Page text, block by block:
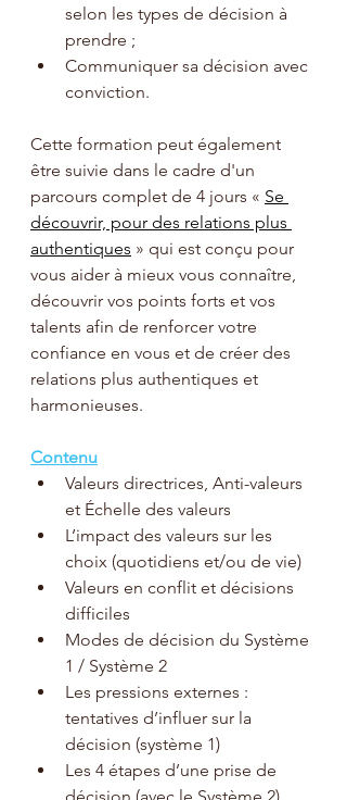
selon les types de décision à
prendre ;
Communiquer sa décision avec
conviction.
Cette formation peut également
être suivie dans le cadre d'un
parcours complet de 4 jours « Se
découvrir, pour des relations plus
authentiques » qui est conçu pour
vous aider à mieux vous connaître,
découvrir vos points forts et vos
talents afin de renforcer votre
confiance en vous et de créer des
relations plus authentiques et
harmonieuses.
Contenu
Valeurs directrices, Anti-valeurs
et Échelle des valeurs
L’impact des valeurs sur les
choix (quotidiens et/ou de vie)
Valeurs en conflit et décisions
difficiles
Modes de décision du Système
1 / Système 2
Les pressions externes :
tentatives d’influer sur la
décision (système 1)
Les 4 étapes d’une prise de